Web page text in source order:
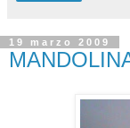
19 marzo 2009